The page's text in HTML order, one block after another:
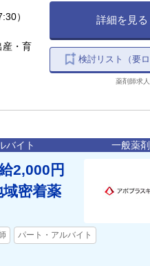
）
産・育
詳細を見る
検討リスト（要ロ
薬剤師求
バイト 一般薬
2,000円
密着薬
パート・アルバイト